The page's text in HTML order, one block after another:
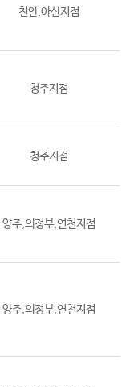
천안,아산지점
청주지점
청주지점
양주,의정부,연천지점
양주,의정부,연천지점